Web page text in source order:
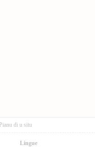
Pianu di u situ
Lingue